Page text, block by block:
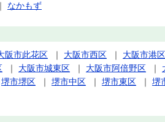
なかもず
阪市此花区 ｜ 大阪市西区 ｜ 大阪市港区
｜ 大阪市城東区 ｜ 大阪市阿倍野区 ｜
堺市堺区 ｜ 堺市中区 ｜ 堺市東区 ｜ 堺